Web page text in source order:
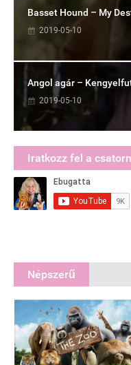
Basset Hound – My
2019-05-10
Angol agár –
2019-05-10
Iratkozz fel a
Népszerű